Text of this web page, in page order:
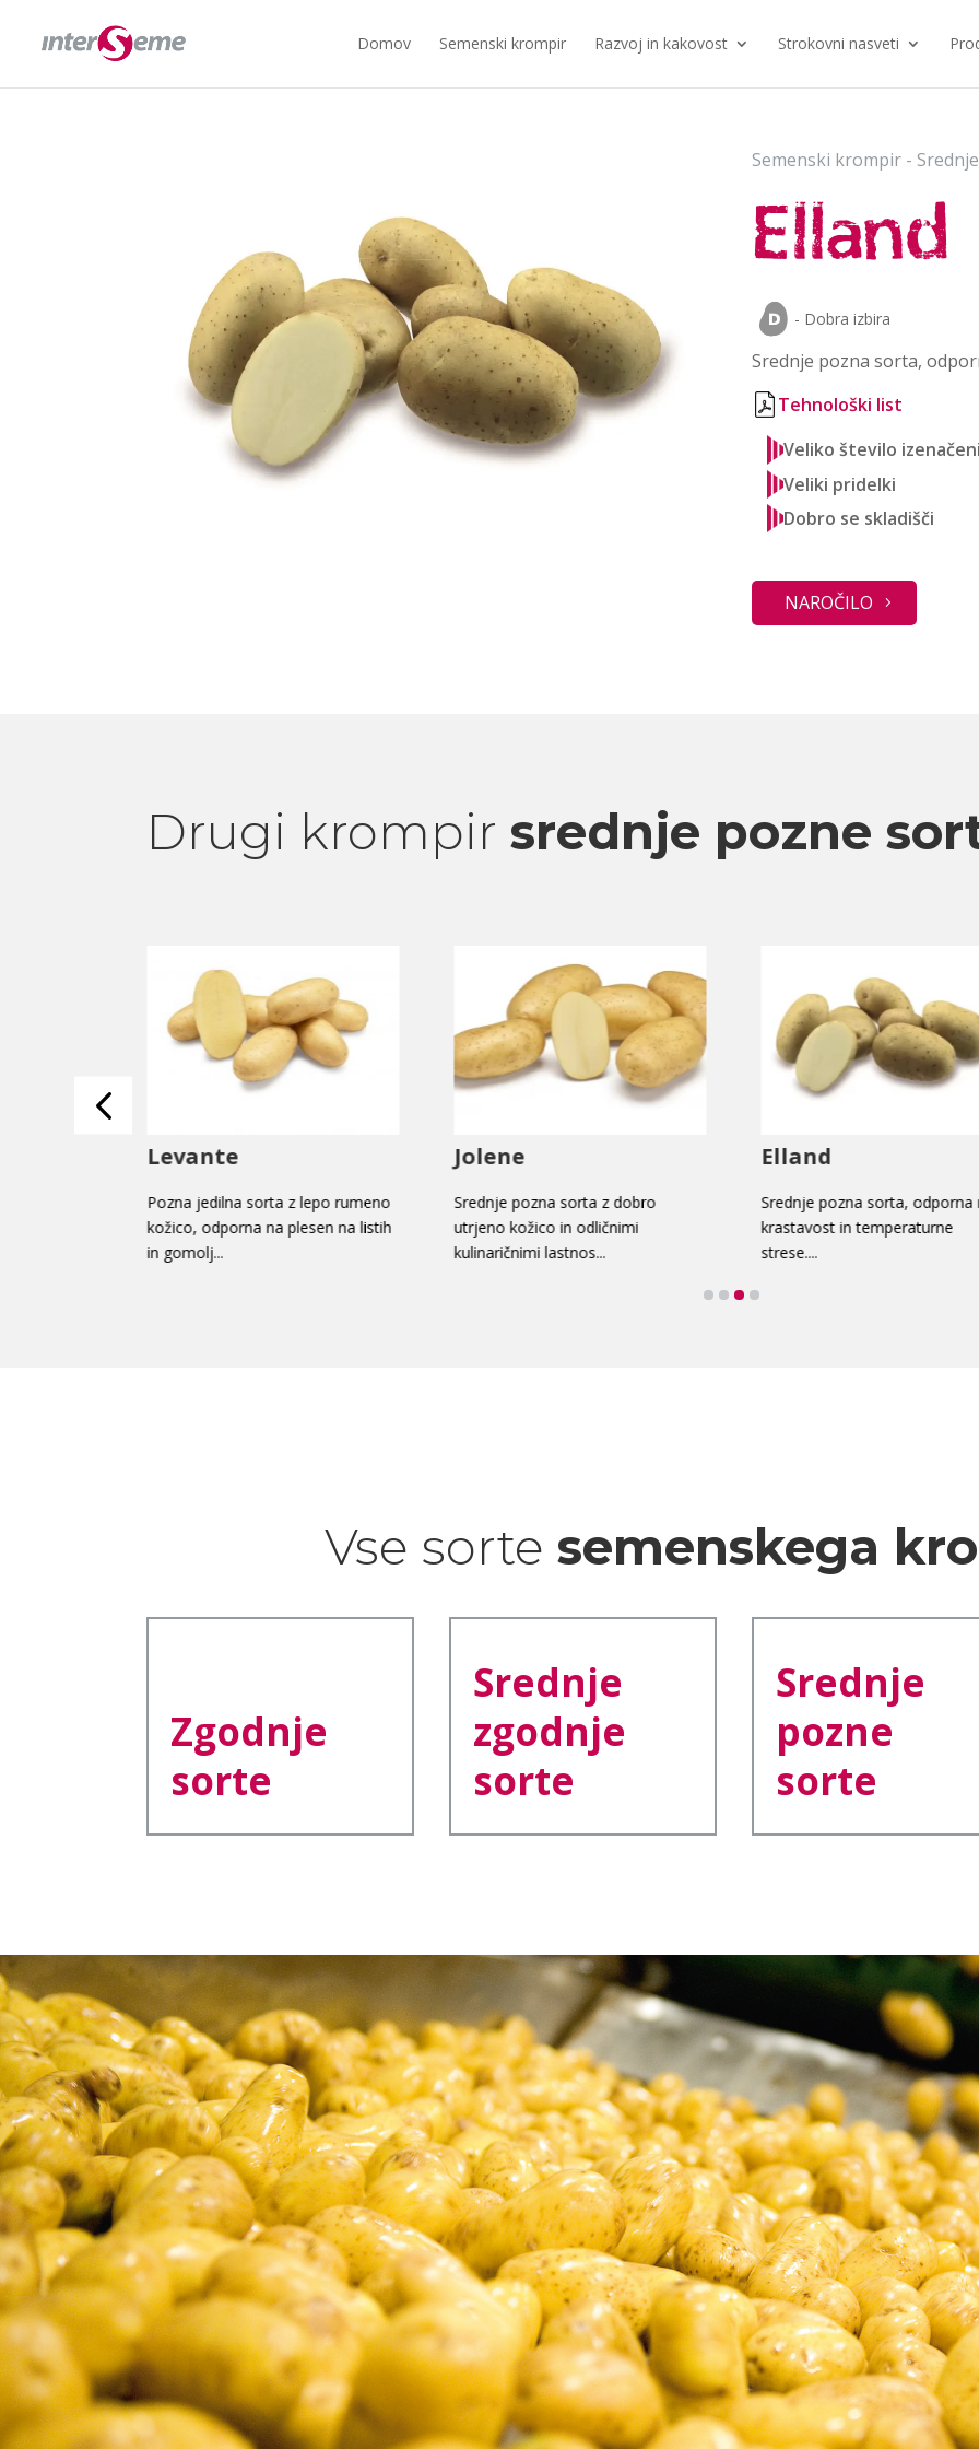
Domov Semenski krompir Razvoj in kakovost Strokovni nasveti
Semenski krompir -
Elland
- Dobra izbira
Srednje pozna sorta,
Tehnološki list
Veliko število
Veliki pridelki
Dobro se skladišči
NAROČILO
Drugi krompirsrednje pozne
Jolene
Srednje pozna sorta z dobro
utrjeno kožico in odličnimi
kulinaričnimi lastnos...
Elland
Srednje pozna sorta, odporna na
krastavost in temperaturne
strese....
Desiree
Srednje pozna sorta, z rdečo
kožico, ki daje dobre
Vse sorte semenskega
Zgodnje
sorte
Srednje
zgodnje
sorte
Srednje
pozne
sorte